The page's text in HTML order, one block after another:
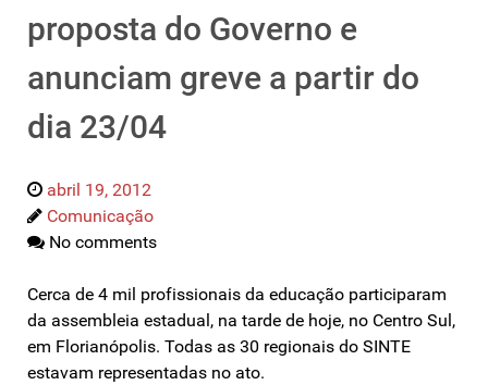
proposta do Governo e
anunciam greve a partir do
dia 23/04
abril 19, 2012
Comunicação
No comments
Cerca de 4 mil profissionais da educação participaram
da assembleia estadual, na tarde de hoje, no Centro Sul,
em Florianópolis. Todas as 30 regionais do SINTE
estavam representadas no ato.